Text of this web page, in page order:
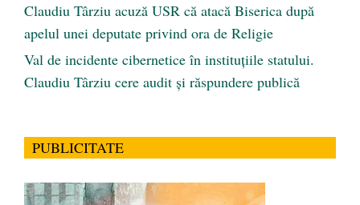
Claudiu Târziu acuză USR că atacă Biserica după
apelul unei deputate privind ora de Religie
Val de incidente cibernetice în instituțiile statului.
Claudiu Târziu cere audit și răspundere publică
PUBLICITATE